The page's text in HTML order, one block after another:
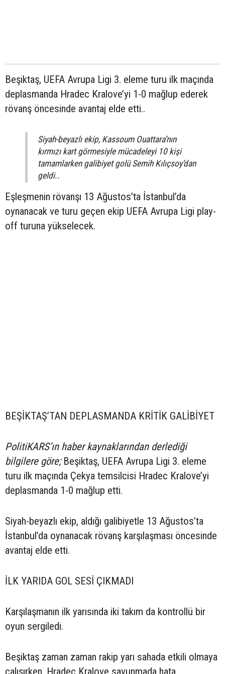
Beşiktaş, UEFA Avrupa Ligi 3. eleme turu ilk maçında
deplasmanda Hradec Kralove’yi 1-0 mağlup ederek
rövanş öncesinde avantaj elde etti..
Siyah-beyazlı ekip, Kassoum Ouattara’nın
kırmızı kart görmesiyle mücadeleyi 10 kişi
tamamlarken galibiyet golü Semih Kılıçsoy’dan
geldi..
Eşleşmenin rövanşı 13 Ağustos’ta İstanbul’da
oynanacak ve turu geçen ekip UEFA Avrupa Ligi play-
off turuna yükselecek.
BEŞİKTAŞ’TAN DEPLASMANDA KRİTİK GALİBİYET
PolitiKARS’ın haber kaynaklarından derlediği
bilgilere göre;Beşiktaş, UEFA Avrupa Ligi 3. eleme
turu ilk maçında Çekya temsilcisi Hradec Kralove’yi
deplasmanda 1-0 mağlup etti.
Siyah-beyazlı ekip, aldığı galibiyetle 13 Ağustos’ta
İstanbul’da oynanacak rövanş karşılaşması öncesinde
avantaj elde etti.
İLK YARIDA GOL SESİ ÇIKMADI
Karşılaşmanın ilk yarısında iki takım da kontrollü bir
oyun sergiledi.
Beşiktaş zaman zaman rakip yarı sahada etkili olmaya
çalışırken, Hradec Kralove savunmada hata